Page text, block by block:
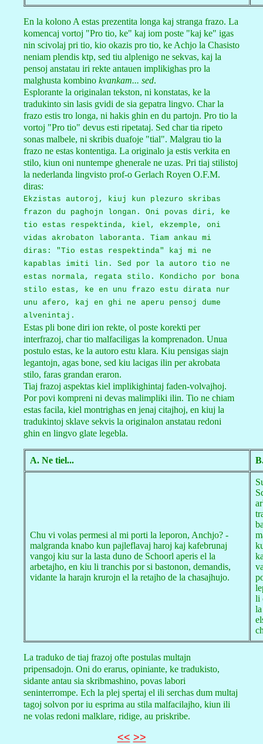
En la kolono A estas prezentita longa kaj stranga frazo. La
komencaj vortoj "Pro tio, ke" kaj iom poste "kaj ke" igas
nin scivolaj pri tio, kio okazis pro tio, ke Achjo la Chasisto
neniam plendis ktp, sed tiu alplenigo ne sekvas, kaj la
pensoj anstatau iri rekte antauen implikighas pro la
malghusta kombino kvankam... sed.
Esplorante la originalan tekston, ni konstatas, ke la
tradukinto sin lasis gvidi de sia gepatra lingvo. Char la
frazo estis tro longa, ni hakis ghin en du partojn. Pro tio la
vortoj "Pro tio" devus esti ripetataj. Sed char tia ripeto
sonas malbele, ni skribis duafoje "tial". Malgrau tio la
frazo ne estas kontentiga. La originalo ja estis verkita en
stilo, kiun oni nuntempe ghenerale ne uzas. Pri tiaj stilistoj
la nederlanda lingvisto prof-o Gerlach Royen O.F.M.
diras:
Ekzistas autoroj, kiuj kun plezuro skribas
frazon du paghojn longan. Oni povas diri, ke
tio estas respektinda, kiel, ekzemple, oni
vidas akrobaton laboranta. Tiam ankau mi
diras: "Tio estas respektinda" kaj mi ne
kapablas imiti lin. Sed por la autoro tio ne
estas normala, regata stilo. Kondicho por bona
stilo estas, ke en unu frazo estu dirata nur
unu afero, kaj en ghi ne aperu pensoj dume
alvenintaj.
Estas pli bone diri ion rekte, ol poste korekti per
interfrazoj, char tio malfaciligas la komprenadon. Unua
postulo estas, ke la autoro estu klara. Kiu pensigas siajn
legantojn, agas bone, sed kiu lacigas ilin per akrobata
stilo, faras grandan eraron.
Tiaj frazoj aspektas kiel implikighintaj faden-volvajhoj.
Por povi kompreni ni devas malimpliki ilin. Tio ne chiam
estas facila, kiel montrighas en jenaj citajhoj, en kiuj la
tradukintoj sklave sekvis la originalon anstatau redoni
ghin en lingvo glate legebla.
A. Ne tiel...
Chu vi volas permesi al mi porti la leporon, Anchjo? -
malgranda knabo kun pajleflavaj haroj kaj kafebrunaj
vangoj kiu sur la lasta duno de Schoorl aperis el la
arbetajho, en kiu li tranchis por si bastonon, demandis,
vidante la harajn krurojn el la retajho de la chasajhujo.
li
La traduko de tiaj frazoj ofte postulas multajn
pripensadojn. Oni do erarus, opiniante, ke tradukisto,
sidante antau sia skribmashino, povas labori
seninterrompe. Ech la plej spertaj el ili serchas dum multaj
tagoj solvon por iu esprima au stila malfacilajho, kiun ili
ne volas redoni malklare, ridige, au priskribe.
<< >>